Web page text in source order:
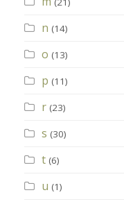
n (14)
o (13)
p (11)
r (23)
s (30)
t (6)
u (1)